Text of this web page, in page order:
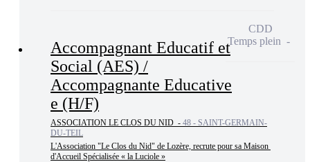
Accompagnant Educatif et
Social (AES) /
Accompagnante Educative
e (H/F)
ASSOCIATION LE CLOS DU NID - 48 - SAINT-GERMAIN-
DU-TEIL
L'Association "Le Clos du Nid" de Lozère, recrute pour sa Maison
d'Accueil Spécialisée « la Luciole »
CDD
Temps plein